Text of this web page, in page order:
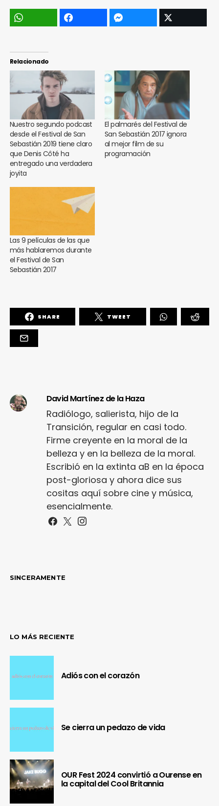
Relacionado
Nuestro segundo podcast
desde el Festival de San
Sebastián 2019 tiene claro
que Denis Côté ha
entregado una verdadera
joyita
El palmarés del Festival de
San Sebastián 2017 ignora
al mejor film de su
programación
Las 9 películas de las que
más hablaremos durante
el Festival de San
Sebastián 2017
SHARE TWEET
David Martínez de la Haza
Radiólogo, salierista, hijo de la
Transición, regular en casi todo.
Firme creyente en la moral de la
belleza y en la belleza de la moral.
Escribió en la extinta aB en la época
post-gloriosa y ahora dice sus
cositas aquí sobre cine y música,
esencialmente.
SINCERAMENTE
LO MÁS RECIENTE
Adiós con el corazón
Se cierra un pedazo de vida
OUR Fest 2024 convirtió a Ourense en
la capital del Cool Britannia